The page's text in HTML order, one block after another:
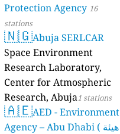
Protection Agency 16
stations
🇳🇬Abuja SERLCAR
Space Environment
Research Laboratory,
Center for Atmospheric
Research, Abuja1 stations
🇦🇪AED - Environment
Agency – Abu Dhabi ( هيئة